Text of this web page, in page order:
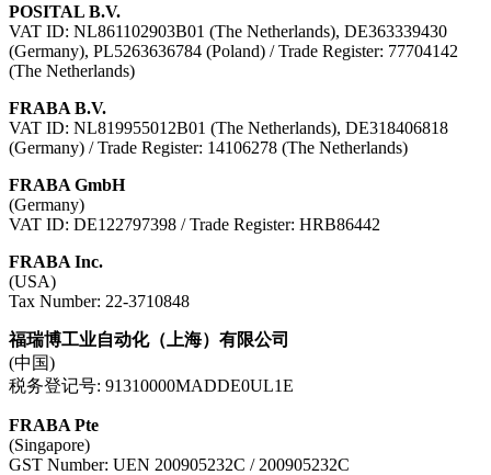
POSITAL B.V.
VAT ID: NL861102903B01 (The Netherlands), DE363339430
(Germany), PL5263636784 (Poland) / Trade Register: 77704142
(The Netherlands)
FRABA B.V.
VAT ID: NL819955012B01 (The Netherlands), DE318406818
(Germany) / Trade Register: 14106278 (The Netherlands)
FRABA GmbH
(Germany)
VAT ID: DE122797398 / Trade Register: HRB86442
FRABA Inc.
(USA)
Tax Number: 22-3710848
福瑞博工业自动化（上海）有限公司
(中国)
税务登记号: 91310000MADDE0UL1E
FRABA Pte
(Singapore)
GST Number: UEN 200905232C / 200905232C